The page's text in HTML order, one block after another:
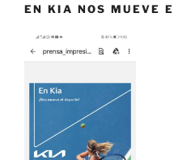
EN KIA NOS MUEVE